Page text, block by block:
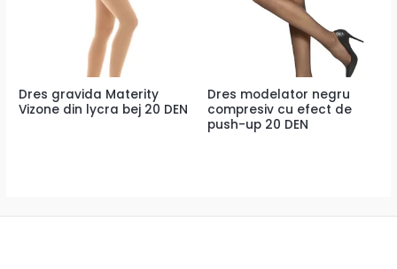
Dres gravida Materity
Vizone din lycra bej 20 DEN
Dres modelator negru
compresiv cu efect de
push-up 20 DEN